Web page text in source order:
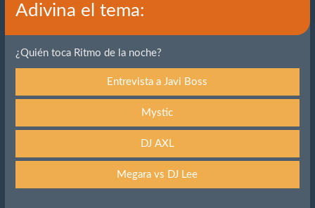
Adivina el tema:
¿Quién toca Ritmo de la noche?
Entrevista a Javi Boss
Mystic
DJ AXL
Megara vs DJ Lee